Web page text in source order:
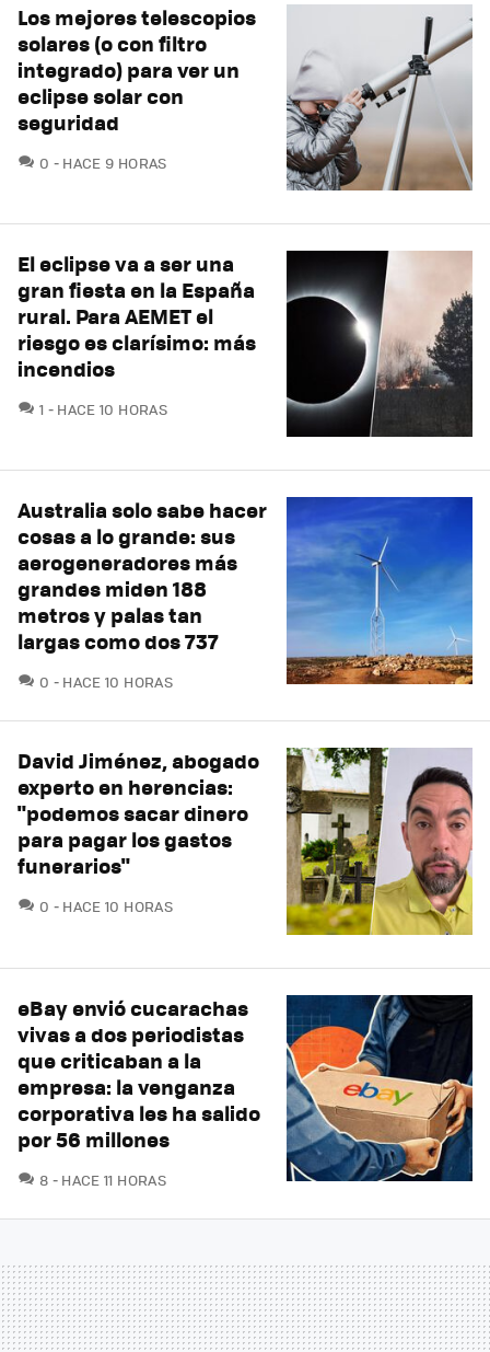
Los mejores telescopios
solares (o con filtro
integrado) para ver un
eclipse solar con
seguridad
0 COMENTARIOS
HACE 9 HORAS
El eclipse va a ser una
gran fiesta en la España
rural. Para AEMET el
riesgo es clarísimo: más
incendios
1 COMENTARIOS
HACE 10 HORAS
Australia solo sabe hacer
cosas a lo grande: sus
aerogeneradores más
grandes miden 188
metros y palas tan
largas como dos 737
0 COMENTARIOS
HACE 10 HORAS
David Jiménez, abogado
experto en herencias:
"podemos sacar dinero
para pagar los gastos
funerarios"
0 COMENTARIOS
HACE 10 HORAS
eBay envió cucarachas
vivas a dos periodistas
que criticaban a la
empresa: la venganza
corporativa les ha salido
por 56 millones
8 COMENTARIOS
HACE 11 HORAS